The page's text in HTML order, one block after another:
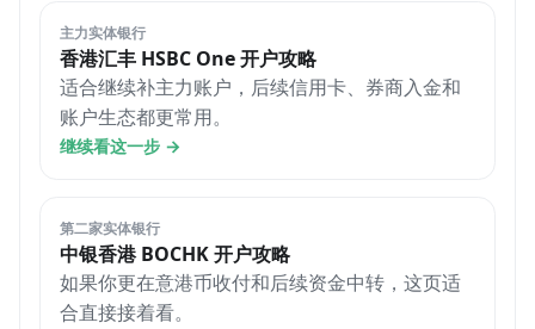
主力实体银行
香港汇丰 HSBC One 开户攻略
适合继续补主力账户，后续信用卡、券商入金和
账户生态都更常用。
继续看这一步 →
第二家实体银行
中银香港 BOCHK 开户攻略
如果你更在意港币收付和后续资金中转，这页适
合直接接着看。